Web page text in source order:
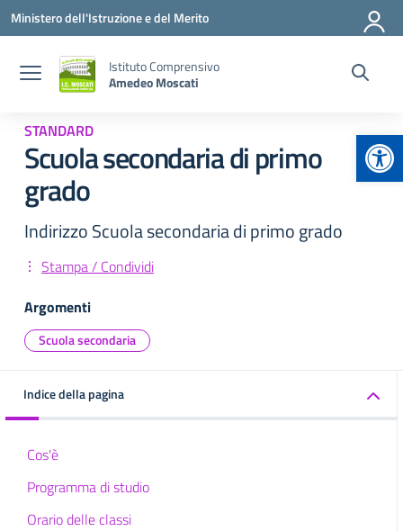
Vai ai contenuti
Vai al menu di navigazione
Vai al footer
Ministero dell'Istruzione e del Merito
Istituto Comprensivo
Amedeo Moscati
STANDARD
Scuola secondaria di primo
grado
Indirizzo Scuola secondaria di primo grado
Stampa / Condividi
Argomenti
Scuola secondaria
Indice della pagina
Cos'è
Programma di studio
Orario delle classi